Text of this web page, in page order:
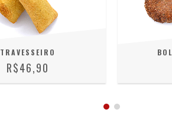
TRAVESSEIRO
R$46,90